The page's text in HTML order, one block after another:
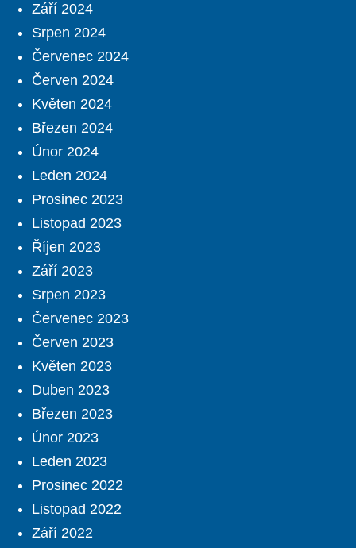
Září 2024
Srpen 2024
Červenec 2024
Červen 2024
Květen 2024
Březen 2024
Únor 2024
Leden 2024
Prosinec 2023
Listopad 2023
Říjen 2023
Září 2023
Srpen 2023
Červenec 2023
Červen 2023
Květen 2023
Duben 2023
Březen 2023
Únor 2023
Leden 2023
Prosinec 2022
Listopad 2022
Září 2022